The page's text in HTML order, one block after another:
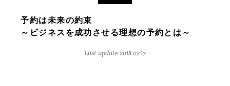
予約は未来の約束
～ビジネスを成功させる理想の予約とは～
Last update 2018.07.17